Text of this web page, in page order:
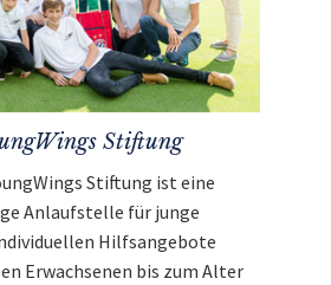
Stiftung
Stiftung ist eine
Anlaufstelle für junge
Hilfsangebote
Erwachsenen bis zum Alter